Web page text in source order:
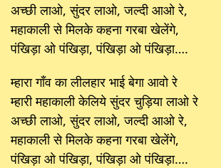
अच्छी लाओ, सुंदर लाओ, जल्दी आओ रे,
महाकाली से मिलके कहना गरबा खेलेंगे,
पंखिड़ा ओ पंखिड़ा, पंखिड़ा ओ पंखिड़ा….
म्हारा गाँव का लीलहार भाई बेगा आवो रे
म्हारी महाकाली केलिये सुंदर चुड़िया लाओ रे
अच्छी लाओ, सुंदर लाओ, जल्दी आओ रे,
महाकाली से मिलके कहना गरबा खेलेंगे,
पंखिड़ा ओ पंखिड़ा, पंखिड़ा ओ पंखिड़ा….